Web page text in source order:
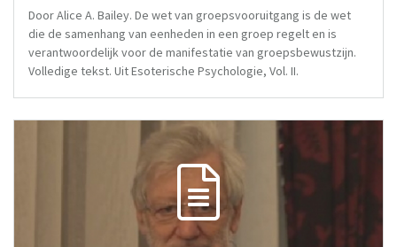
Door Alice A. Bailey. De wet van groepsvooruitgang is de wet
die de samenhang van eenheden in een groep regelt en is
verantwoordelijk voor de manifestatie van groepsbewustzijn.
Volledige tekst. Uit Esoterische Psychologie, Vol. II.